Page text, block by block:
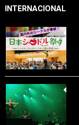
INTERNACIONAL